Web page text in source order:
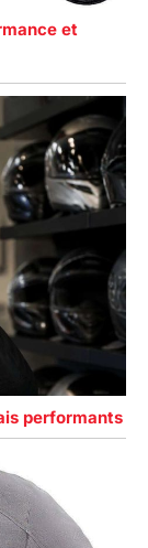
et
performants